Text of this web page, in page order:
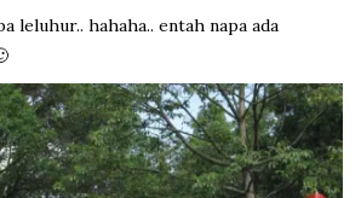
leluhur.. hahaha.. entah napa ada